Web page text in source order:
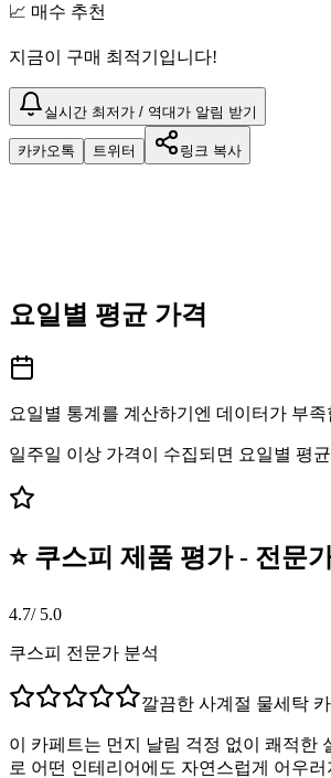
📈 매수 추천
지금이 구매 최적기입니다!
실시간 최저가 / 역대가 알림 받기
카카오톡 트위터 링크 복사
요일별 평균 가격
요일별 통계를 계산하기엔 데이터가 부
일주일 이상 가격이 수집되면 요일별 평
⭐ 쿠스피 제품 평가 - 전문
4.7/ 5.0
쿠스피 전문가 분석
깔끔한 사계절 물세탁
이 카페트는 먼지 날림 걱정 없이 쾌적한
로 어떤 인테리어에도 자연스럽게 어우